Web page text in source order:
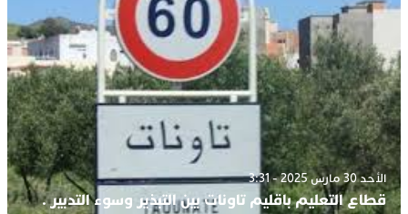
الأحد 30 مارس 2025 - 3:31
قطاع التعليم باقليم تاونات بين التبذير وسوء التدبير .